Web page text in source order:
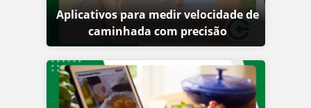
Aplicativos para medir velocidade de
caminhada com precisão